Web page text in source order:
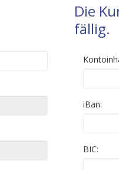
Die
fällig.
iBan:
BIC: